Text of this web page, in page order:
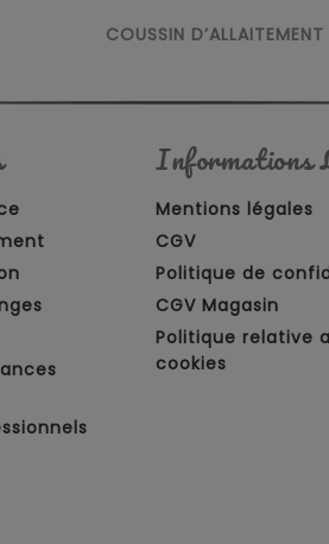
COUSSIN D’ALLAITEMENT
Informations
Mentions légales
CGV
Politique de
CGV Magasin
Politique relative
cookies